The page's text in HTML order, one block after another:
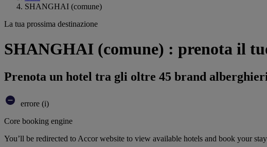
SHANGHAI (comune)
La tua prossima destinazione
SHANGHAI (comune) : prenota il
Prenota un hotel tra gli oltre 45 brand
errore (i)
Core booking engine
You’ll be redirected to Accor website to view available hotels and book your stay